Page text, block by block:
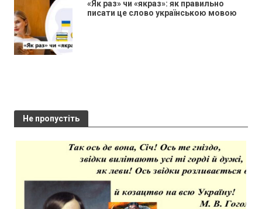
«Як раз» чи «якраз»: як правильно
писати це слово українською мовою
Не пропустіть